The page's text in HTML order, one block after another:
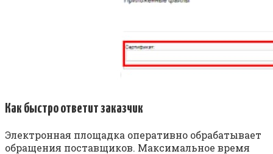
Как быстро ответит заказчик
Электронная площадка оперативно обрабатывает
обращения поставщиков. Максимальное время